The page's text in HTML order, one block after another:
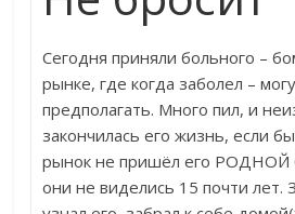
Сегодня приняли больного –
рынке, где когда заболел –
предполагать. Много пил, и
закончилась его жизнь, если
рынок не пришёл его РОДНОЙ
они не виделись 15 почти лет.